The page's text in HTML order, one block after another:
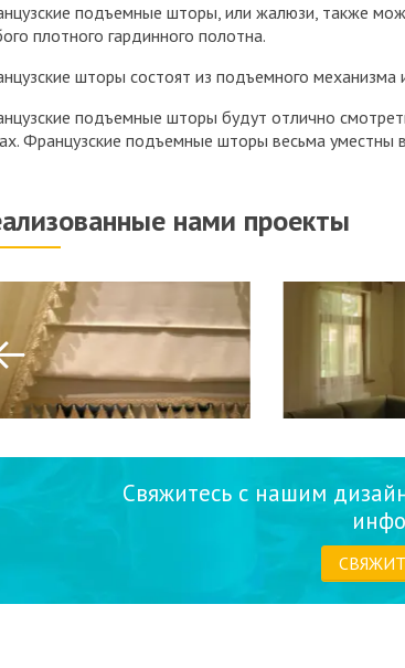
подъемные шторы, или жалюзи, также
плотного гардинного полотна.
шторы состоят из подъемного
подъемные шторы будут отлично
Французские подъемные шторы весьма уместны
нами проекты
Свяжитесь с нашим